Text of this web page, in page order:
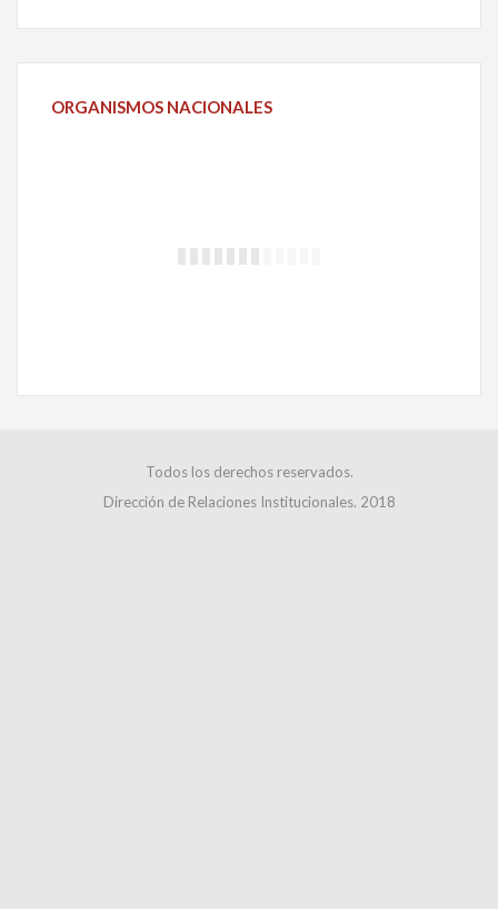
ORGANISMOS NACIONALES
Todos los derechos reservados.
Dirección de Relaciones Institucionales. 2018